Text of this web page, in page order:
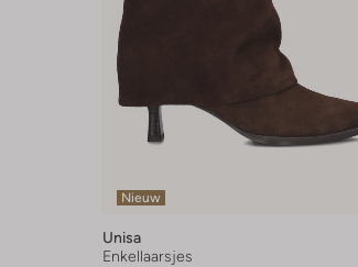
Nieuw
Unisa
Enkellaarsjes